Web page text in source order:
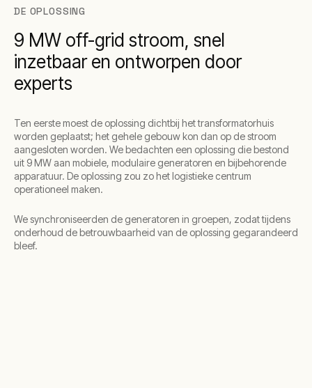
DE OPLOSSING
9 MW off-grid stroom, snel
inzetbaar en ontworpen door
experts
Ten eerste moest de oplossing dichtbij het transformatorhuis
worden geplaatst; het gehele gebouw kon dan op de stroom
aangesloten worden. We bedachten een oplossing die bestond
uit 9 MW aan mobiele, modulaire generatoren en bijbehorende
apparatuur. De oplossing zou zo het logistieke centrum
operationeel maken.
We synchroniseerden de generatoren in groepen, zodat tijdens
onderhoud de betrouwbaarheid van de oplossing gegarandeerd
bleef.